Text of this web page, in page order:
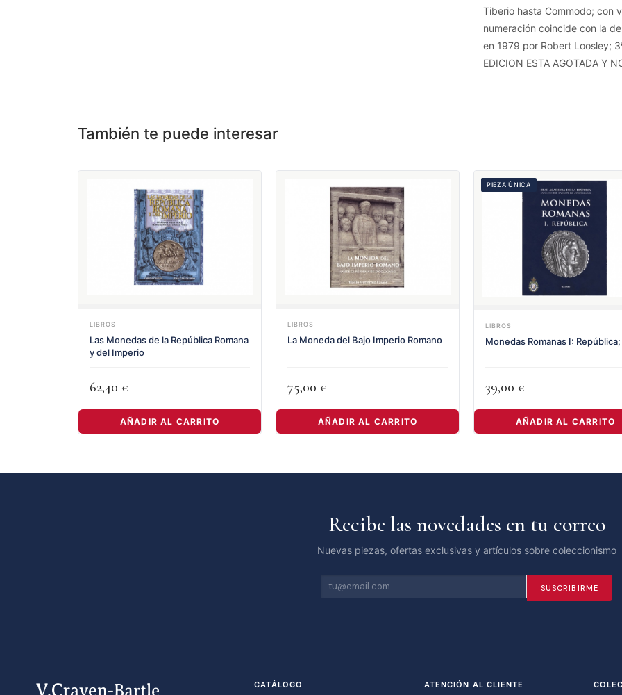
Tiberio hasta Commodo; con
numeración coincide con la
en 1979 por Robert Loosley;
EDICION ESTA AGOTADA Y
También te puede interesar
LIBROS
Las Monedas de la República Romana
y del Imperio
62,40 €
AÑADIR AL CARRITO
LIBROS
La Moneda del Bajo Imperio Romano
75,00 €
AÑADIR AL CARRITO
PIEZA ÚNICA
LIBROS
Monedas Romanas I:
39,00 €
AÑADIR AL CARRITO
Recibe las novedades en tu correo
Nuevas piezas, ofertas exclusivas y artículos sobre coleccionismo
SUSCRIBIRME
CATÁLOGO ATENCIÓN AL CLIENTE